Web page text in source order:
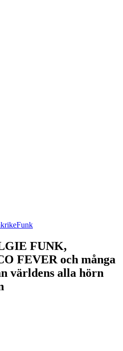
Funk
FUNK,
FEVER och många
världens alla hörn